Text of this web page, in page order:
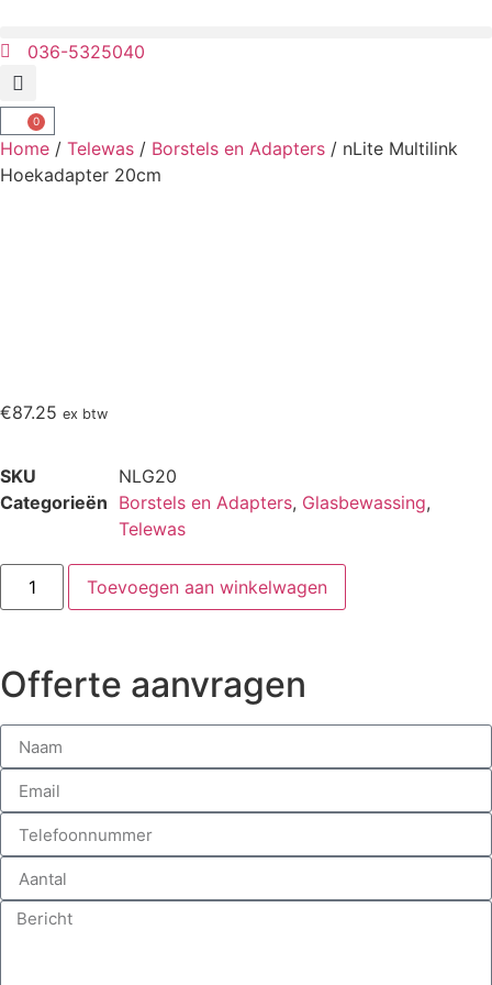
036-5325040
0
Home / Telewas / Borstels en Adapters / nLite Multilink
Hoekadapter 20cm
€87.25 ex btw
SKU
NLG20
Categorieën Borstels en Adapters, Glasbewassing,
Telewas
Toevoegen aan winkelwagen
Offerte aanvragen